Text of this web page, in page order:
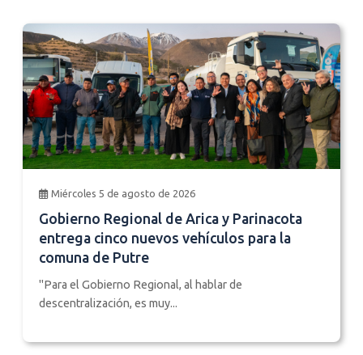
Miércoles 5 de agosto de 2026
Gobierno Regional de Arica y Parinacota
entrega cinco nuevos vehículos para la
comuna de Putre
"Para el Gobierno Regional, al hablar de
descentralización, es muy...